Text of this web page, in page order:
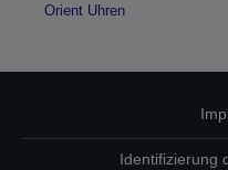
Orient Uhren
Identifizierung